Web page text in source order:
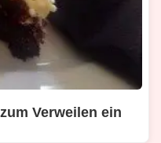
Verweilen ein